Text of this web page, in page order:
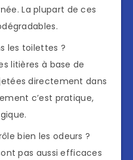
La plupart de ces
les toilettes ?
litières à base de
directement dans
c’est pratique,
bien les odeurs ?
pas aussi efficaces